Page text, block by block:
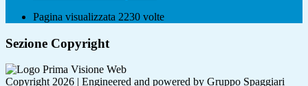
Pagina visualizzata 2230 volte
Sezione Copyright
Copyright 2026 | Engineered and powered by Gruppo Spaggiari